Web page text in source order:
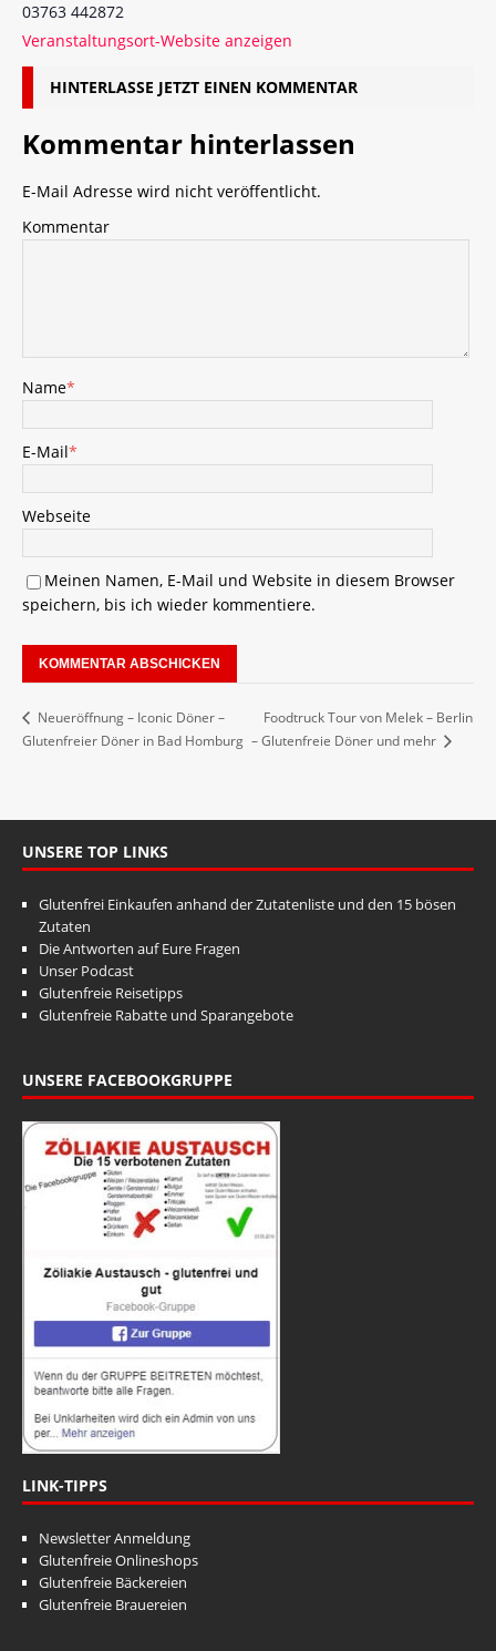
03763 442872
Veranstaltungsort-Website anzeigen
HINTERLASSE JETZT EINEN KOMMENTAR
Kommentar hinterlassen
E-Mail Adresse wird nicht veröffentlicht.
Kommentar
Name*
E-Mail*
Webseite
Meinen Namen, E-Mail und Website in diesem Browser
speichern, bis ich wieder kommentiere.
Neueröffnung – Iconic Döner –
Glutenfreier Döner in Bad Homburg
Foodtruck Tour von Melek – Berlin
– Glutenfreie Döner und mehr
UNSERE TOP LINKS
Glutenfrei Einkaufen anhand der Zutatenliste und den 15 bösen
Zutaten
Die Antworten auf Eure Fragen
Unser Podcast
Glutenfreie Reisetipps
Glutenfreie Rabatte und Sparangebote
UNSERE FACEBOOKGRUPPE
LINK-TIPPS
Newsletter Anmeldung
Glutenfreie Onlineshops
Glutenfreie Bäckereien
Glutenfreie Brauereien